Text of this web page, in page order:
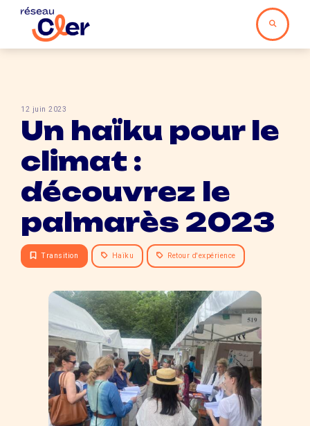
12 juin 2023
Un haïku pour le
climat :
découvrez le
palmarès 2023
Transition Haïku Retour d'expérience